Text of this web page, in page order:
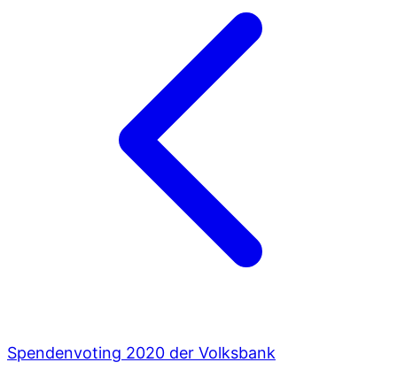
Spendenvoting 2020 der Volksbank